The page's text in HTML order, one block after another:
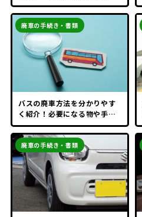
く解説
バスの廃車方法を分かりやす
く紹介！必要になる物や手続
きとは？
廃車の手続き・書類
廃車の手続き・書類